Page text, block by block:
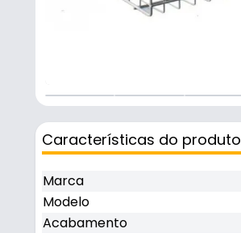
Características do produto
Marca
Modelo
Acabamento